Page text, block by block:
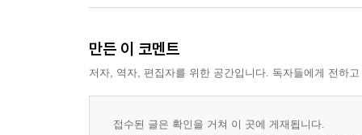
만든 이 코멘트
저자, 역자, 편집자를 위한 공간입니다. 독자들에게 전하
접수된 글은 확인을 거쳐 이 곳에 게재됩니다.